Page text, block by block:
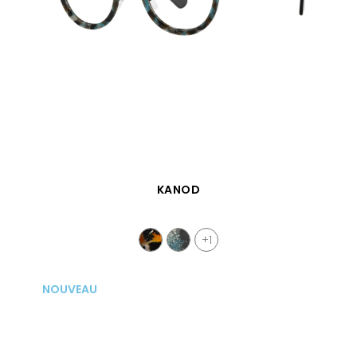
APERÇU RAPIDE
KANOD
+1
NOUVEAU